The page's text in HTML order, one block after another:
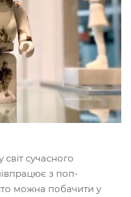
сучасного
з поп-
можна побачити у